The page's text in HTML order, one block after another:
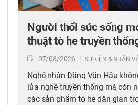
Người thổi sức sống
thuật tò he truyền
07/08/2026 SỰ KIỆN & NHÂN
Nghệ nhân Đặng Văn Hậu
lửa nghề truyền thống mà còn
các sản phẩm tò he dân gian